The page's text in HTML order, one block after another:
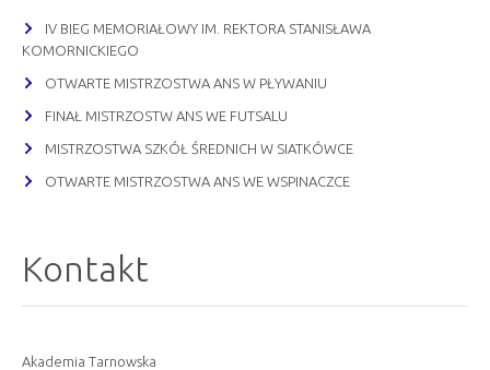
IV BIEG MEMORIAŁOWY IM. REKTORA STANISŁAWA
KOMORNICKIEGO
OTWARTE MISTRZOSTWA ANS W PŁYWANIU
FINAŁ MISTRZOSTW ANS WE FUTSALU
MISTRZOSTWA SZKÓŁ ŚREDNICH W SIATKÓWCE
OTWARTE MISTRZOSTWA ANS WE WSPINACZCE
Kontakt
Akademia Tarnowska